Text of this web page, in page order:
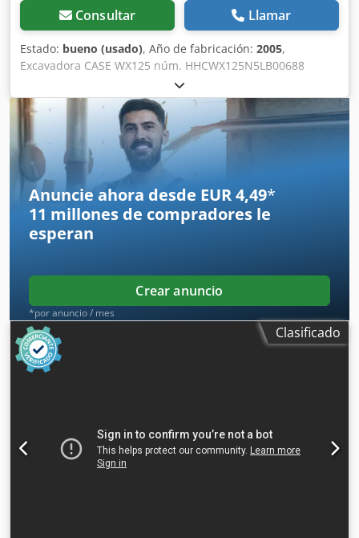
Consultar Llamar
Estado: bueno (usado), Año de fabricación: 2005,
Excavadora CASE WX125 núm. HHCWX125N5LB00688
Dsdpfx Akjx Atliebjwa Año: 2005 86 kW 9786 h una cuchara
peso: 13 t Sin documentación
Anuncie ahora desde EUR 4,49*
11 millones de compradores le
esperan
Crear anuncio
*por anuncio / mes
Clasificado